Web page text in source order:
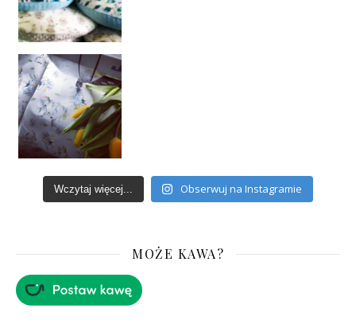
Wczytaj więcej... Obserwuj na Instagramie
MOŻE KAWA?